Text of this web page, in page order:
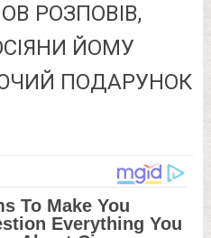
РОЗПОВІВ,
ЙОМУ
ПОДАРУНОК